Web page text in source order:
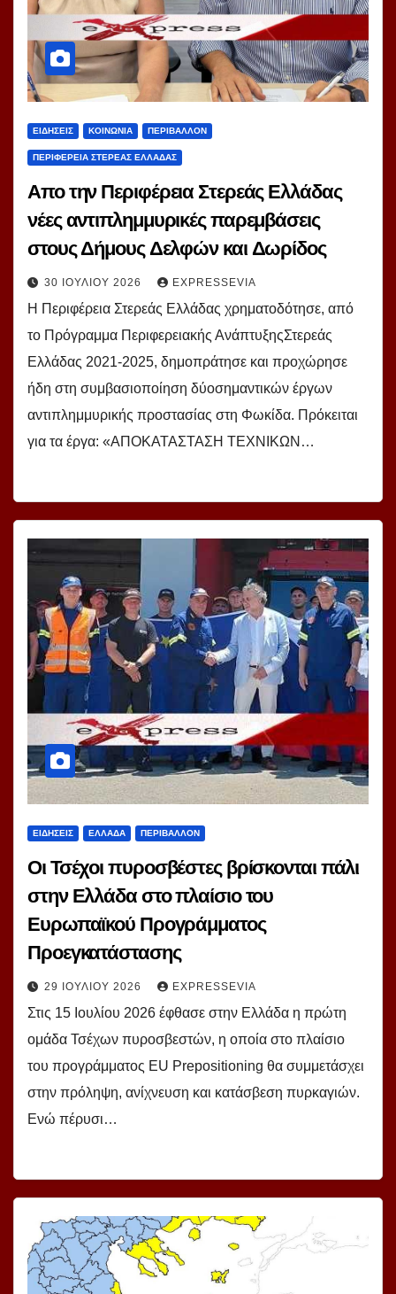
ΕΙΔΗΣΕΙΣ ΚΟΙΝΩΝΙΑ ΠΕΡΙΒΑΛΛΟΝ
ΠΕΡΙΦΕΡΕΙΑ ΣΤΕΡΕΑΣ ΕΛΛΑΔΑΣ
Απο την Περιφέρεια Στερεάς Ελλάδας
νέες αντιπλημμυρικές παρεμβάσεις
στους Δήμους Δελφών και Δωρίδος
30 ΙΟΥΛΊΟΥ 2026 EXPRESSEVIA
Η Περιφέρεια Στερεάς Ελλάδας χρηματοδότησε, από
το Πρόγραμμα Περιφερειακής ΑνάπτυξηςΣτερεάς
Ελλάδας 2021-2025, δημοπράτησε και προχώρησε
ήδη στη συμβασιοποίηση δύοσημαντικών έργων
αντιπλημμυρικής προστασίας στη Φωκίδα. Πρόκειται
για τα έργα: «ΑΠΟΚΑΤΑΣΤΑΣΗ ΤΕΧΝΙΚΩΝ…
ΕΙΔΗΣΕΙΣ ΕΛΛΑΔΑ ΠΕΡΙΒΑΛΛΟΝ
Οι Τσέχοι πυροσβέστες βρίσκονται πάλι
στην Ελλάδα στο πλαίσιο του
Ευρωπαϊκού Προγράμματος
Προεγκατάστασης
29 ΙΟΥΛΊΟΥ 2026 EXPRESSEVIA
Στις 15 Ιουλίου 2026 έφθασε στην Ελλάδα η πρώτη
ομάδα Τσέχων πυροσβεστών, η οποία στο πλαίσιο
του προγράμματος EU Prepositioning θα συμμετάσχει
στην πρόληψη, ανίχνευση και κατάσβεση πυρκαγιών.
Ενώ πέρυσι…